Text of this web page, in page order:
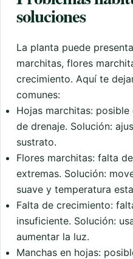
soluciones
La planta puede
marchitas, flores
crecimiento. Aquí te
comunes:
Hojas marchitas:
de drenaje. Solución:
sustrato.
Flores marchitas: falta
extremas. Solución:
suave y temperatura
Falta de crecimiento:
insuficiente. Solución:
aumentar la luz.
Manchas en hojas: